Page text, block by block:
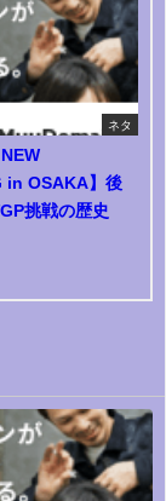
ネタ
in OSAKA】後
挑戦の歴史